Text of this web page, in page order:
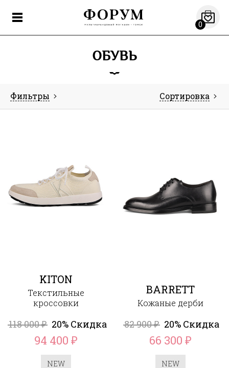
0
ОБУВЬ
Фильтры Сортировка
KITON
Текстильные
кроссовки
118 000₽ 20% Скидка
94 400₽
NEW
BARRETT
Кожаные дерби
82 900₽ 20% Скидка
66 300 ₽
NEW